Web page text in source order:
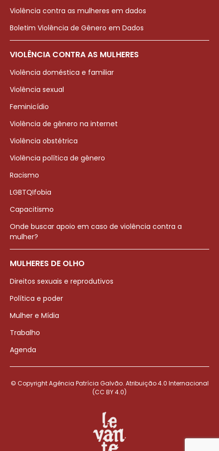
Violência contra as mulheres em dados
Boletim Violência de Gênero em Dados
VIOLÊNCIA CONTRA AS MULHERES
Violência doméstica e familiar
Violência sexual
Feminicídio
Violência de gênero na internet
Violência obstétrica
Violência política de gênero
Racismo
LGBTQIfobia
Capacitismo
Onde buscar apoio em caso de violência contra a
mulher?
MULHERES DE OLHO
Direitos sexuais e reprodutivos
Política e poder
Mulher e Mídia
Trabalho
Agenda
© Copyright Agência Patrícia Galvão. Atribuição 4.0 Internacional
(CC BY 4.0)